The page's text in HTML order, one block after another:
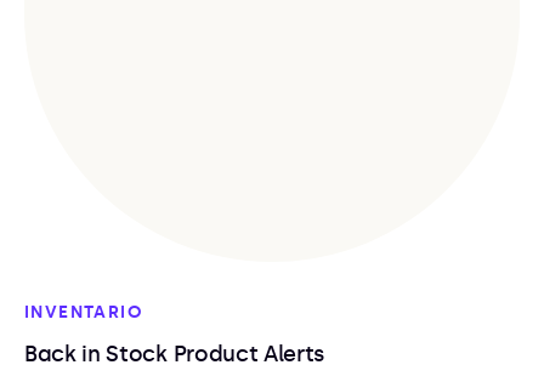
INVENTARIO
Back in Stock Product Alerts